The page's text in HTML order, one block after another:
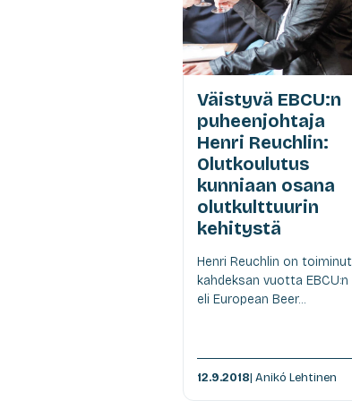
Väistyvä EBCU:n
puheenjohtaja
Henri Reuchlin:
Olutkoulutus
kunniaan osana
olutkulttuurin
kehitystä
Henri Reuchlin on toiminut
kahdeksan vuotta EBCU:n
eli European Beer...
12.9.2018| Anikó Lehtinen